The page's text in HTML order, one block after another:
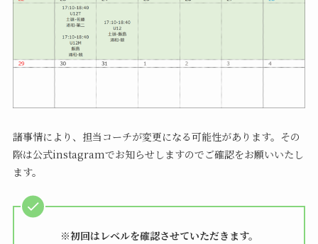
諸事情により、担当コーチが変更になる可能性があります。その
際は公式instagramでお知らせしますのでご確認をお願いいたし
ます。
※初回はレベルを確認させていただきます。